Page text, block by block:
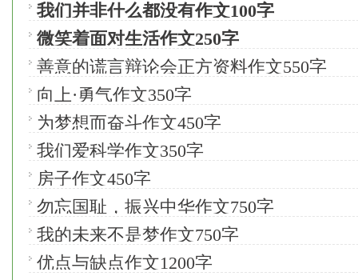
我们并非什么都没有作文100字
微笑着面对生活作文250字
善意的谎言辩论会正方资料作文550字
向上·勇气作文350字
为梦想而奋斗作文450字
我们爱科学作文350字
房子作文450字
勿忘国耻，振兴中华作文750字
我的未来不是梦作文750字
优点与缺点作文1200字